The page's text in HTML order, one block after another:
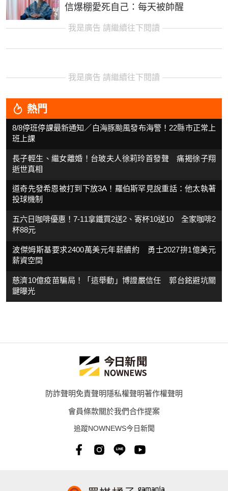
信爆棚愛死自己：每天被帥醒
我是廣告 請繼續往下閱讀
我是廣告 請繼續往下閱讀
熱門
8/8停班停課最新通知／白海豚颱風發布海警！22縣市正常上
班上課
長子輕生、繼女離婚！台玻夫人徐莉玲首發聲 痛揭徐子翔
逝世真相
道奇先發希恩被打到下放3A！羅伯斯罕見說重話：他太執著
投球機制
五六日咖啡優惠！7-11拿鐵買2送2、寄杯10送10 全家咖啡2
杯88元
波傑姆斯基要求2400萬美元年薪續約 勇士2027拚1億美元
薪資空間
慈濟10億疫苗騙局！「這舉動」博證嚴信任 郭台銘避坑關
鍵曝光
防詐聲明免責聲明隱私權聲明著作權聲明
會員條款關於我們合作提案
追蹤NOWNEWS今日新聞